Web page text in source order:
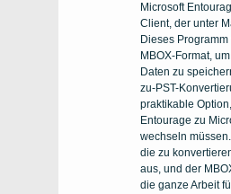
Microsoft
Client, der unter
Dieses
MBOX-Format,
Daten zu
zu-PST-
praktikable
Entourage zu
wechseln
die zu
aus, und der
die ganze Arbeit